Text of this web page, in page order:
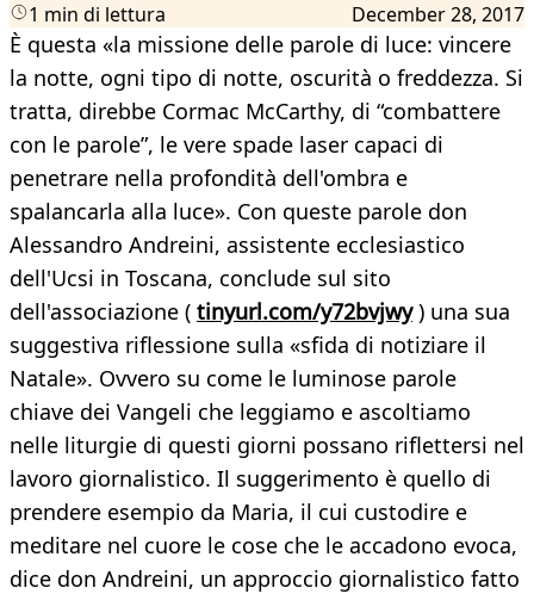
1 min di lettura December 28, 2017
È questa «la missione delle parole di luce: vincere
la notte, ogni tipo di notte, oscurità o freddezza. Si
tratta, direbbe Cormac McCarthy, di “combattere
con le parole”, le vere spade laser capaci di
penetrare nella profondità dell'ombra e
spalancarla alla luce». Con queste parole don
Alessandro Andreini, assistente ecclesiastico
dell'Ucsi in Toscana, conclude sul sito
dell'associazione ( tinyurl.com/y72bvjwy) una sua
suggestiva riflessione sulla «sfida di notiziare il
Natale». Ovvero su come le luminose parole
chiave dei Vangeli che leggiamo e ascoltiamo
nelle liturgie di questi giorni possano riflettersi nel
lavoro giornalistico. Il suggerimento è quello di
prendere esempio da Maria, il cui custodire e
meditare nel cuore le cose che le accadono evoca,
dice don Andreini, un approccio giornalistico fatto